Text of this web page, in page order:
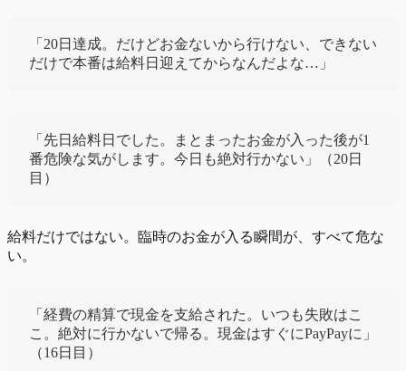
「20日達成。だけどお金ないから行けない、できない
だけで本番は給料日迎えてからなんだよな…」
「先日給料日でした。まとまったお金が入った後が1
番危険な気がします。今日も絶対行かない」（20日
目）
給料だけではない。臨時のお金が入る瞬間が、すべて危な
い。
「経費の精算で現金を支給された。いつも失敗はこ
こ。絶対に行かないで帰る。現金はすぐにPayPayに」
（16日目）